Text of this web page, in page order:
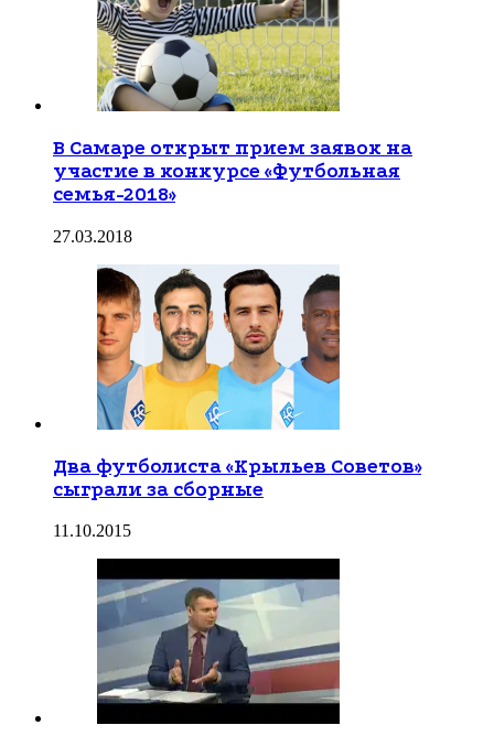
В Самаре открыт прием заявок на
участие в конкурсе «Футбольная
семья-2018»
27.03.2018
Два футболиста «Крыльев Советов»
сыграли за сборные
11.10.2015